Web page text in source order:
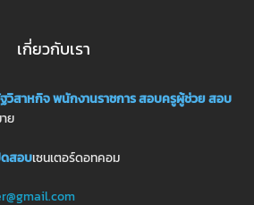
เกี่ยวกับเรา
วิสาหกิจพนักงานราชการสอบครูผู้ช่วยสอบ
ย
ดสอบเซนเตอร์ดอทคอม